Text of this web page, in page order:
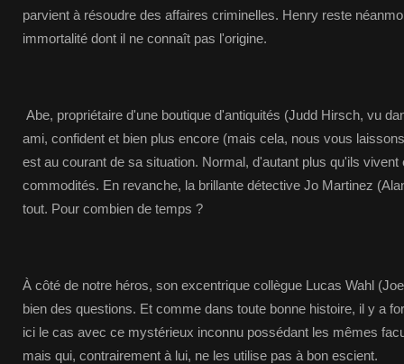
parvient à résoudre des affaires criminelles. Henry reste
immortalité dont il ne connaît pas l'origine.
Abe, propriétaire d'une boutique d'antiquités (Judd Hirsch, vu
ami, confident et bien plus encore (mais cela, nous vous
est au courant de sa situation. Normal, d'autant plus qu'ils vivent
commodités. En revanche, la brillante détective Jo Martinez
tout. Pour combien de temps ?
À côté de notre héros, son excentrique collègue Lucas Wahl
bien des questions. Et comme dans toute bonne histoire, il y a
ici le cas avec ce mystérieux inconnu possédant les mêmes
mais qui, contrairement à lui, ne les utilise pas à bon escient.